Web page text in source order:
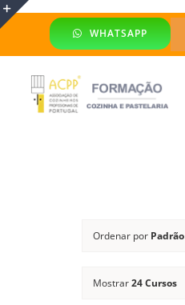
Skip
WHATSAPP
Financiado
Ordenar por Padrão
Mostrar24 Cursos